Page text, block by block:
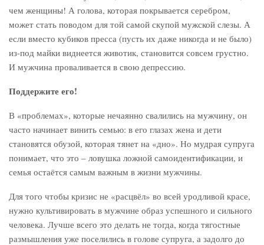
чем женщины! А голова, которая покрывается серебром,
может стать поводом для той самой скупой мужской слезы. А
если вместо кубиков пресса (пусть их даже никогда и не было)
из-под майки виднеется животик, становится совсем грустно.
И мужчина проваливается в свою депрессию.
Поддержите его!
В «проблемах», которые нечаянно свалились на мужчину, он
часто начинает винить семью: в его глазах жена и дети
становятся обузой, которая тянет на «дно». Но мудрая супруга
понимает, что это – ловушка ложной самоидентификации, и
семья остаётся самым важным в жизни мужчины.
Для того чтобы кризис не «расцвёл» во всей уродливой красе,
нужно культивировать в мужчине образ успешного и сильного
человека. Лучше всего это делать не тогда, когда тягостные
размышления уже поселились в голове супруга, а задолго до